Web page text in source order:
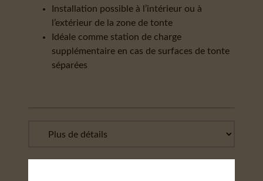
Installation possible à l’intérieur ou à
l’extérieur de la zone de tonte
Idéale comme station de charge
supplémentaire en cas de surfaces de tonte
séparées